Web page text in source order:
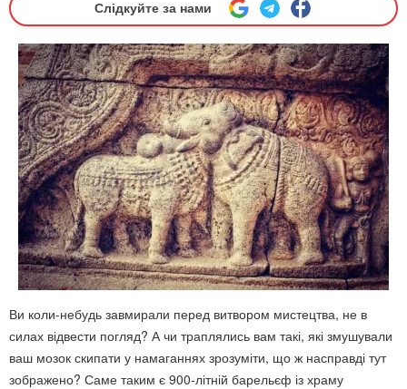
Слідкуйте за нами
Ви коли-небудь завмирали перед витвором мистецтва, не в
силах відвести погляд? А чи траплялись вам такі, які змушували
ваш мозок скипати у намаганнях зрозуміти, що ж насправді тут
зображено? Саме таким є 900-літній барельєф із храму